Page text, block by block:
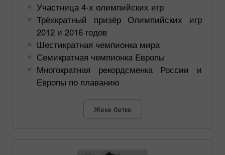
Участница 4-х олимпийских игр
Трёхкратный призёр Олимпийских игр
2012 и 2016 годов
Шестикратная чемпионка мира
Семикратная чемпионка Европы
Многократная рекордсменка России и
Европы по плаванию
Жеке бетке